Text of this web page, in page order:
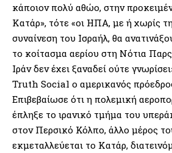
κάποιον πολύ αθώο, στην
Κατάρ», τότε «οι ΗΠΑ, με ή χωρίς
συναίνεση του Ισραήλ, θα
το κοίτασμα αερίου στη Νότια
Ιράν δεν έχει ξαναδεί ούτε
Truth Social ο αμερικανός
Επιβεβαίωσε ότι η πολεμική
έπληξε το ιρανικό τμήμα του
στον Περσικό Κόλπο, άλλο μέρος
εκμεταλλεύεται το Κατάρ,